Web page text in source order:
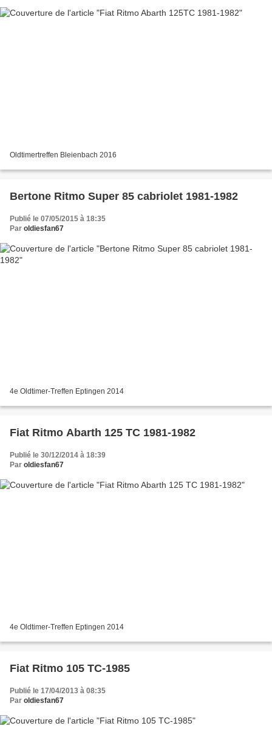
Oldtimertreffen Bleienbach 2016
Bertone Ritmo Super 85 cabriolet 1981-1982
Publié le 07/05/2015 à 18:35
Par oldiesfan67
4e Oldtimer-Treffen Eptingen 2014
Fiat Ritmo Abarth 125 TC 1981-1982
Publié le 30/12/2014 à 18:39
Par oldiesfan67
4e Oldtimer-Treffen Eptingen 2014
Fiat Ritmo 105 TC-1985
Publié le 17/04/2013 à 08:35
Par oldiesfan67